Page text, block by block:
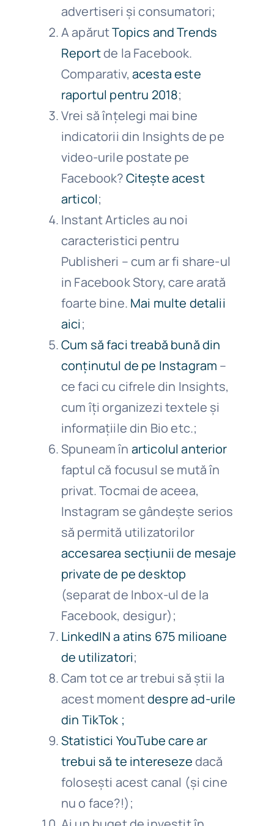
advertiseri și consumatori;
A apărutTopics and Trends
Reportde la Facebook.
Comparativ, acesta este
raportul pentru 2018;
Vrei să înțelegi mai bine
indicatorii din Insights de pe
video-urile postate pe
Facebook?Citește acest
articol;
Instant Articles au noi
caracteristici pentru
Publisheri – cum ar fi share-ul
in Facebook Story, care arată
foarte bine. Mai multe detalii
aici;
Cum să faci treabă bună din
conținutul de pe Instagram –
ce faci cu cifrele din Insights,
cum îți organizezi textele și
informațiile din Bio etc.;
Spuneam în articolul anterior
faptul că focusul se mută în
privat. Tocmai de aceea,
Instagram se gândește serios
să permită utilizatorilor
accesarea secțiunii de mesaje
private de pe desktop
(separat de Inbox-ul de la
Facebook, desigur);
LinkedIN a atins 675 milioane
de utilizatori;
Cam tot ce ar trebui să știi la
acest momentdespre ad-urile
din TikTok ;
Statistici YouTube care ar
trebui să te interesezedacă
folosești acest canal (și cine
nu o face?!);